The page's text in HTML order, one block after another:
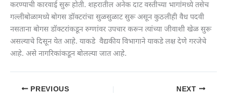
करण्याची कारवाई सुरू होती. शहरातील अनेक दाट वस्तीच्या भागांमध्ये तसेच
गल्लीबोळामध्ये बोगस डॉक्टरांचा सुळसुळाट सुरू असून कुठलीही वैध पदवी
नसताना बोगस डॉक्टरांकडून रुग्णांवर उपचार करून त्यांच्या जीवाशी खेळ सुरू
असल्याचे दिसून येत आहे. याकडे वैद्यकीय विभागाने याकडे लक्ष देणे गरजेचे
आहे. असे नागरिकांकडून बोलल्या जात आहे.
PREVIOUS NEXT